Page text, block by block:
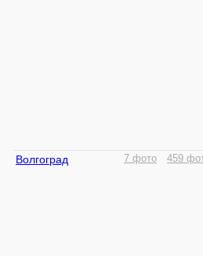
Волгоград 7 фото 459